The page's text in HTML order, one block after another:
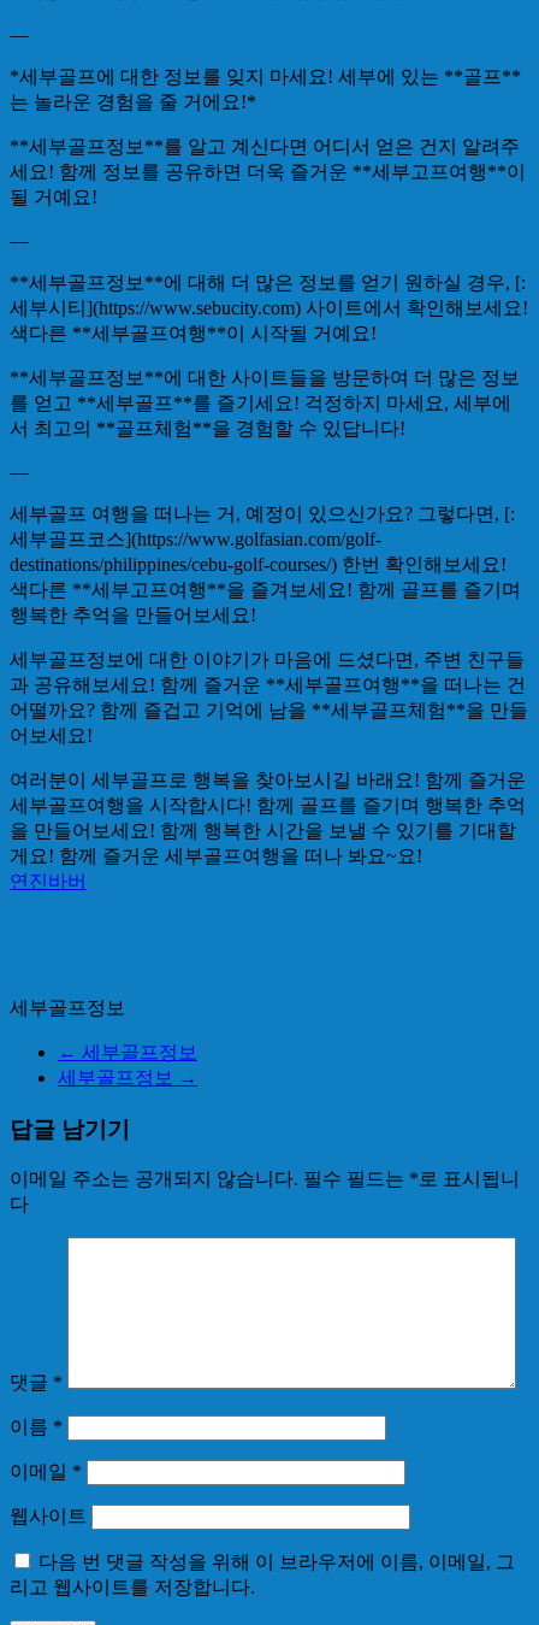
—
*세부골프에 대한 정보를 잊지 마세요! 세부에 있는 **골프**
는 놀라운 경험을 줄 거에요!*
**세부골프정보**를 알고 계신다면 어디서 얻은 건지 알려주
세요! 함께 정보를 공유하면 더욱 즐거운 **세부고프여행**이
될 거예요!
—
**세부골프정보**에 대해 더 많은 정보를 얻기 원하실 경우, [:
세부시티](https://www.sebucity.com) 사이트에서 확인해보세요!
색다른 **세부골프여행**이 시작될 거예요!
**세부골프정보**에 대한 사이트들을 방문하여 더 많은 정보
를 얻고 **세부골프**를 즐기세요! 걱정하지 마세요, 세부에
서 최고의 **골프체험**을 경험할 수 있답니다!
—
세부골프 여행을 떠나는 거, 예정이 있으신가요? 그렇다면, [:
세부골프코스](https://www.golfasian.com/golf-
destinations/philippines/cebu-golf-courses/) 한번 확인해보세요!
색다른 **세부고프여행**을 즐겨보세요! 함께 골프를 즐기며
행복한 추억을 만들어보세요!
세부골프정보에 대한 이야기가 마음에 드셨다면, 주변 친구들
과 공유해보세요! 함께 즐거운 **세부골프여행**을 떠나는 건
어떨까요? 함께 즐겁고 기억에 남을 **세부골프체험**을 만들
어보세요!
여러분이 세부골프로 행복을 찾아보시길 바래요! 함께 즐거운
세부골프여행을 시작합시다! 함께 골프를 즐기며 행복한 추억
을 만들어보세요! 함께 행복한 시간을 보낼 수 있기를 기대할
게요! 함께 즐거운 세부골프여행을 떠나 봐요~요!
연진바버
세부골프정보
← 세부골프정보
세부골프정보 →
답글 남기기
이메일 주소는 공개되지 않습니다. 필수 필드는 * 로 표시됩니
다
댓글 *
이름 *
이메일 *
웹사이트
다음 번 댓글 작성을 위해 이 브라우저에 이름, 이메일, 그
리고 웹사이트를 저장합니다.